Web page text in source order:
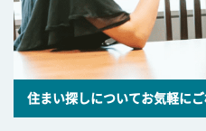
住まい探しについてお気軽にご